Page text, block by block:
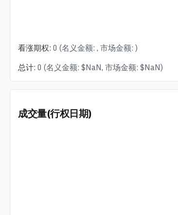
看涨期权: 0 (名义金额: , 市场金额: )
总计: 0 (名义金额: $NaN, 市场金额: $NaN)
成交量(行权日期)